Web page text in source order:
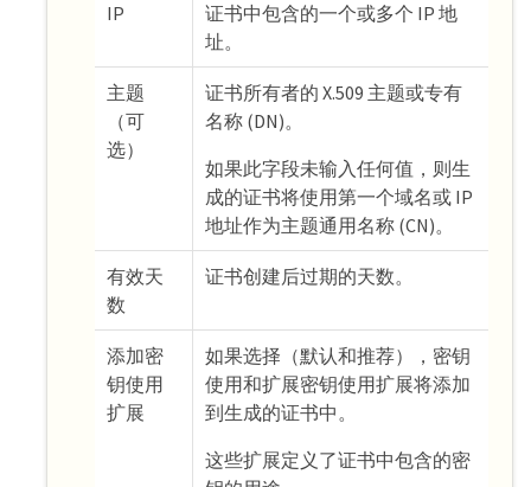
IP
证书中包含的一个或多个 IP 地
址。
主题
（可
选）
证书所有者的 X.509 主题或专有
名称 (DN)。
如果此字段未输入任何值，则生
成的证书将使用第一个域名或 IP
地址作为主题通用名称 (CN)。
有效天
数
证书创建后过期的天数。
添加密
钥使用
扩展
如果选择（默认和推荐），密钥
使用和扩展密钥使用扩展将添加
到生成的证书中。
这些扩展定义了证书中包含的密